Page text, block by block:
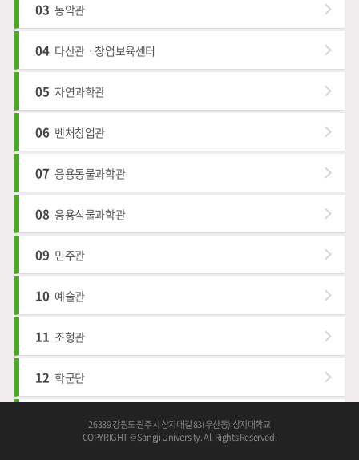
03 동악관
04 다산관ㆍ창업보육센터
05 자연과학관
06 벤처창업관
07 응용동물과학관
08 응용식물과학관
09 민주관
10 예술관
11 조형관
12 학군단
26339 강원도 원주시 상지대길 83(우산동) 상지대학교
COPYRIGHT © Sangji University. All Rights Reserved.